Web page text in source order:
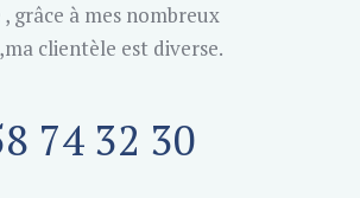
grâce à mes nombreux
clientèle est diverse.
74 32 30